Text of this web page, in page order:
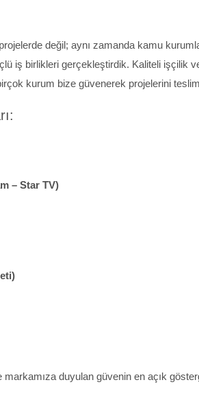
değil; aynı zamanda kamu
iş birlikleri gerçekleştirdik. Kaliteli işçilik
kurum bize güvenerek projelerini
– Star TV)
duyulan güvenin en açık